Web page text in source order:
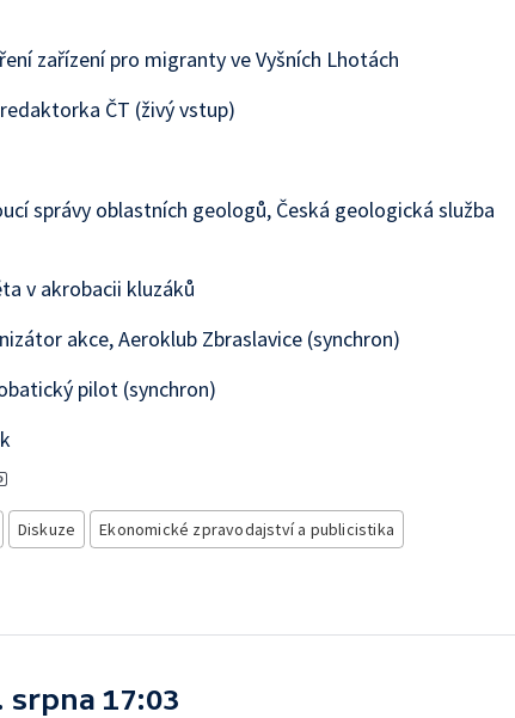
zařízení pro migranty ve Vyšních Lhotách
ČT (živý vstup)
správy oblastních geologů, Česká geologická služba
v akrobacii kluzáků
akce, Aeroklub Zbraslavice (synchron)
pilot (synchron)
Diskuze
Ekonomické zpravodajství a publicistika
srpna 17:03